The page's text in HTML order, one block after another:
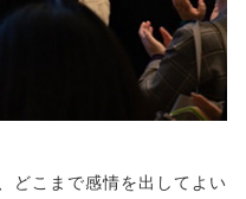
どこまで感情を出してよい